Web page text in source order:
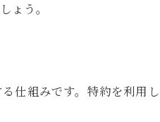
ょう。
仕組みです。特約を利用